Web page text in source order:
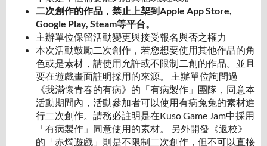
二次創作的作品，禁止上架到Apple App Store,
Google Play, Steam等平台。
主辦單位保留活動變更與接受報名與否之權力
本次活動鼓勵二次創作，若您想要使用其他作品的角
色或是素材，請使用允許或不限制二創的作品。並且
要在遊戲畫面註明採用的來源。 主辦單位詢問過
《我滿懷青春的有病》的「有病製作」團隊，同意本
活動期間內，活動參加者可以使用有病兔兔的素材進
行二次創作。請務必註明是在Kuso Game Jam中採用
「有病製作」同意使用的素材。 另外開發《返校》
的「赤燭遊戲」則是不限制二次創作，但不可以直接